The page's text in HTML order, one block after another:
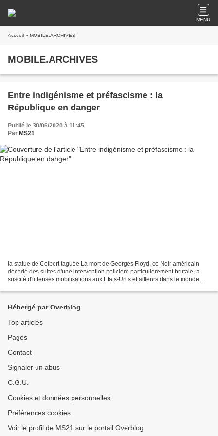
MENU
Accueil » MOBILE.ARCHIVES
MOBILE.ARCHIVES
Entre indigénisme et préfascisme : la
République en danger
Publié le 30/06/2020 à 11:45
Par MS21
la statue de Colbert taguée La mort de Georges Floyd, ce Noir américain
décédé des suites d'une intervention policière particulièrement brutale, a
suscité d'intenses mobilisations aux Etats-Unis et ailleurs dans le monde.
Hébergé par Overblog
Top articles
Pages
Contact
Signaler un abus
C.G.U.
Cookies et données personnelles
Préférences cookies
Voir le profil de MS21 sur le portail Overblog